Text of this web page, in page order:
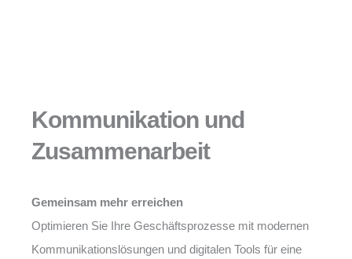
Kommunikation und
Zusammenarbeit
Gemeinsam mehr erreichen
Optimieren Sie Ihre Geschäftsprozesse mit modernen
Kommunikationslösungen und digitalen Tools für eine